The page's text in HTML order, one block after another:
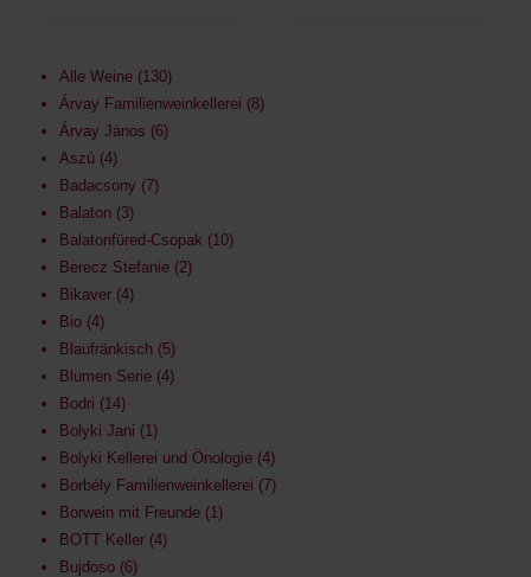
Alle Weine 130
Árvay Familienweinkellerei 8
Árvay János 6
Aszú 4
Badacsony 7
Balaton 3
Balatonfüred-Csopak 10
Berecz Stefanie 2
Bikaver 4
Bio 4
Blaufränkisch 5
Blumen Serie 4
Bodri 14
Bolyki Jani 1
Bolyki Kellerei und Önologie 4
Borbély Familienweinkellerei 7
Borwein mit Freunde 1
BOTT Keller 4
Bujdoso 6